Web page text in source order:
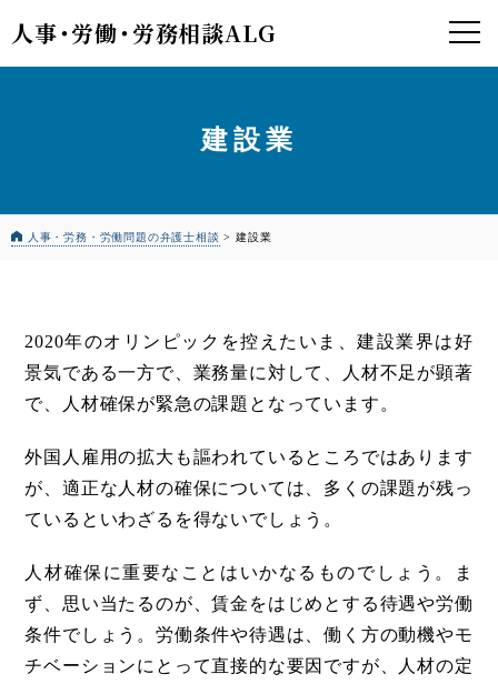
人事・労働・労務相談ALG
建設業
人事・労務・労働問題の弁護士相談 >建設業
2020年のオリンピックを控えたいま、建設業界は好
景気である一方で、業務量に対して、人材不足が顕著
で、人材確保が緊急の課題となっています。
外国人雇用の拡大も謳われているところではあります
が、適正な人材の確保については、多くの課題が残っ
ているといわざるを得ないでしょう。
人材確保に重要なことはいかなるものでしょう。ま
ず、思い当たるのが、賃金をはじめとする待遇や労働
条件でしょう。労働条件や待遇は、働く方の動機やモ
チベーションにとって直接的な要因ですが、人材の定